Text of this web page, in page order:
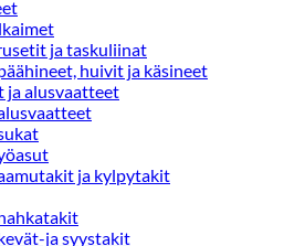
ja taskuliinat
huivit ja käsineet
ja alusvaatteet
ja kylpytakit
ja syystakit